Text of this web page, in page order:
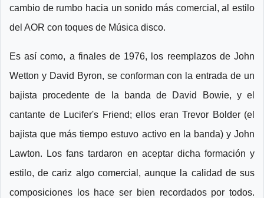
cambio de rumbo hacia un sonido más comercial, al estilo
del AOR con toques de Música disco.
Es así como, a finales de 1976, los reemplazos de John
Wetton y David Byron, se conforman con la entrada de un
bajista procedente de la banda de David Bowie, y el
cantante de Lucifer's Friend; ellos eran Trevor Bolder (el
bajista que más tiempo estuvo activo en la banda) y John
Lawton. Los fans tardaron en aceptar dicha formación y
estilo, de cariz algo comercial, aunque la calidad de sus
composiciones los hace ser bien recordados por todos.